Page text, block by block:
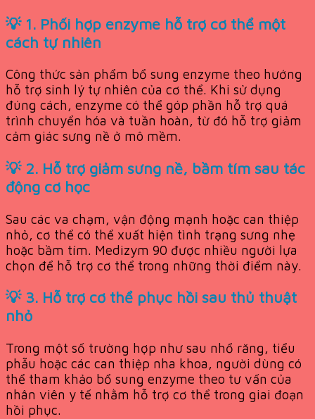
💡 1. Phối hợp enzyme hỗ trợ cơ thể một
cách tự nhiên
Công thức sản phẩm bổ sung enzyme theo hướng
hỗ trợ sinh lý tự nhiên của cơ thể. Khi sử dụng
đúng cách, enzyme có thể góp phần hỗ trợ quá
trình chuyển hóa và tuần hoàn, từ đó hỗ trợ giảm
cảm giác sưng nề ở mô mềm.
💡 2. Hỗ trợ giảm sưng nề, bầm tím sau tác
động cơ học
Sau các va chạm, vận động mạnh hoặc can thiệp
nhỏ, cơ thể có thể xuất hiện tình trạng sưng nhẹ
hoặc bầm tím. Medizym 90 được nhiều người lựa
chọn để hỗ trợ cơ thể trong những thời điểm này.
💡 3. Hỗ trợ cơ thể phục hồi sau thủ thuật
nhỏ
Trong một số trường hợp như sau nhổ răng, tiểu
phẫu hoặc các can thiệp nha khoa, người dùng có
thể tham khảo bổ sung enzyme theo tư vấn của
nhân viên y tế nhằm hỗ trợ cơ thể trong giai đoạn
hồi phục.